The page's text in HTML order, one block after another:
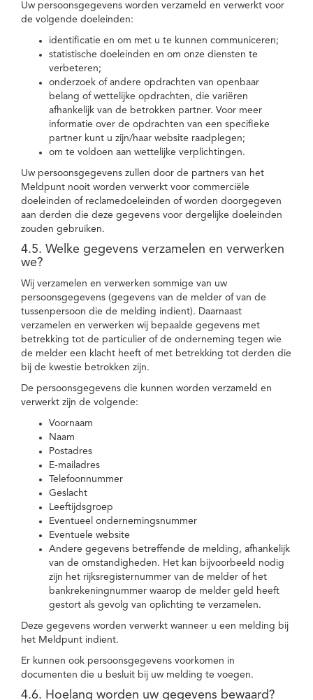
Uw persoonsgegevens worden verzameld en verwerkt voor
de volgende doeleinden:
identificatie en om met u te kunnen communiceren;
statistische doeleinden en om onze diensten te
verbeteren;
onderzoek of andere opdrachten van openbaar
belang of wettelijke opdrachten, die variëren
afhankelijk van de betrokken partner. Voor meer
informatie over de opdrachten van een specifieke
partner kunt u zijn/haar website raadplegen;
om te voldoen aan wettelijke verplichtingen.
Uw persoonsgegevens zullen door de partners van het
Meldpunt nooit worden verwerkt voor commerciële
doeleinden of reclamedoeleinden of worden doorgegeven
aan derden die deze gegevens voor dergelijke doeleinden
zouden gebruiken.
4.5. Welke gegevens verzamelen en verwerken
we?
Wij verzamelen en verwerken sommige van uw
persoonsgegevens (gegevens van de melder of van de
tussenpersoon die de melding indient). Daarnaast
verzamelen en verwerken wij bepaalde gegevens met
betrekking tot de particulier of de onderneming tegen wie
de melder een klacht heeft of met betrekking tot derden die
bij de kwestie betrokken zijn.
De persoonsgegevens die kunnen worden verzameld en
verwerkt zijn de volgende:
Voornaam
Naam
Postadres
E-mailadres
Telefoonnummer
Geslacht
Leeftijdsgroep
Eventueel ondernemingsnummer
Eventuele website
Andere gegevens betreffende de melding, afhankelijk
van de omstandigheden. Het kan bijvoorbeeld nodig
zijn het rijksregisternummer van de melder of het
bankrekeningnummer waarop de melder geld heeft
gestort als gevolg van oplichting te verzamelen.
Deze gegevens worden verwerkt wanneer u een melding bij
het Meldpunt indient.
Er kunnen ook persoonsgegevens voorkomen in
documenten die u besluit bij uw melding te voegen.
4.6. Hoelang worden uw gegevens bewaard?